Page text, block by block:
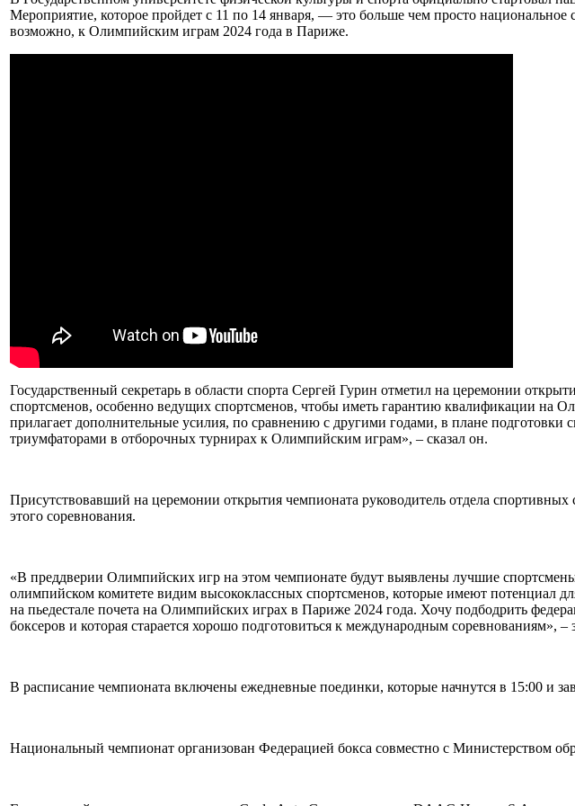
Мероприятие, которое пройдет с 11 по 14 января, — это больше чем просто
возможно, к Олимпийским играм 2024 года в Париже.
Государственный секретарь в области спорта Сергей Гурин отметил на церемонии
спортсменов, особенно ведущих спортсменов, чтобы иметь гарантию квалификации
прилагает дополнительные усилия, по сравнению с другими годами, в плане
триумфаторами в отборочных турнирах к Олимпийским играм», – сказал он.
Присутствовавший на церемонии открытия чемпионата руководитель отдела
этого соревнования.
«В преддверии Олимпийских игр на этом чемпионате будут выявлены лучшие
олимпийском комитете видим высококлассных спортсменов, которые имеют потенциал
на пьедестале почета на Олимпийских играх в Париже 2024 года. Хочу подбодрить
боксеров и которая старается хорошо подготовиться к международным соревнованиям», –
В расписание чемпионата включены ежедневные поединки, которые начнутся в 15:00 и
Национальный чемпионат организован Федерацией бокса совместно с Министерством